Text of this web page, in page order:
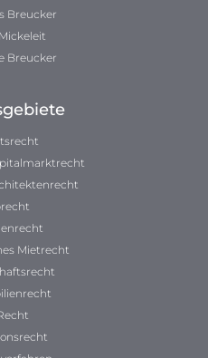
Breucker
Breucker
Mietrecht